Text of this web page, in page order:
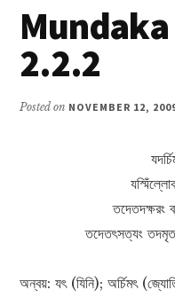
2.2.2
Posted on NOVEMBER 12,
তদেতদক্ষরং
তদেতৎসত্যং
অন্বয়: যৎ (যিনি); অৰ্চিমৎ